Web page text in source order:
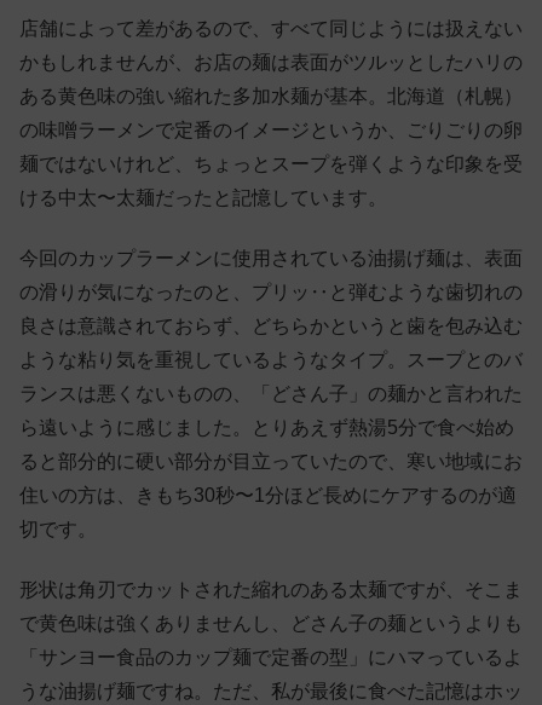
店舗によって差があるので、すべて同じようには扱えない
かもしれませんが、お店の麺は表面がツルッとしたハリの
ある黄色味の強い縮れた多加水麺が基本。北海道（札幌）
の味噌ラーメンで定番のイメージというか、ごりごりの卵
麺ではないけれど、ちょっとスープを弾くような印象を受
ける中太〜太麺だったと記憶しています。
今回のカップラーメンに使用されている油揚げ麺は、表面
の滑りが気になったのと、プリッ‥と弾むような歯切れの
良さは意識されておらず、どちらかというと歯を包み込む
ような粘り気を重視しているようなタイプ。スープとのバ
ランスは悪くないものの、「どさん子」の麺かと言われた
ら遠いように感じました。とりあえず熱湯5分で食べ始め
ると部分的に硬い部分が目立っていたので、寒い地域にお
住いの方は、きもち30秒〜1分ほど長めにケアするのが適
切です。
形状は角刃でカットされた縮れのある太麺ですが、そこま
で黄色味は強くありませんし、どさん子の麺というよりも
「サンヨー食品のカップ麺で定番の型」にハマっているよ
うな油揚げ麺ですね。ただ、私が最後に食べた記憶はホッ